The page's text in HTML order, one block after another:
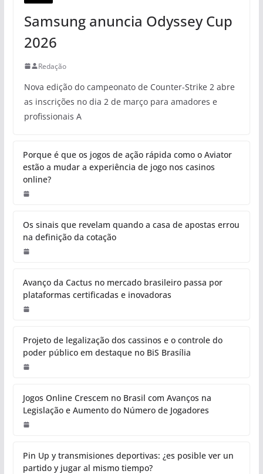
Samsung anuncia Odyssey Cup
2026
Redação
Nova edição do campeonato de Counter-Strike 2 abre
as inscrições no dia 2 de março para amadores e
profissionais A
Porque é que os jogos de ação rápida como o Aviator
estão a mudar a experiência de jogo nos casinos
online?
Os sinais que revelam quando a casa de apostas errou
na definição da cotação
Avanço da Cactus no mercado brasileiro passa por
plataformas certificadas e inovadoras
Projeto de legalização dos cassinos e o controle do
poder público em destaque no BiS Brasília
Jogos Online Crescem no Brasil com Avanços na
Legislação e Aumento do Número de Jogadores
Pin Up y transmisiones deportivas: ¿es posible ver un
partido y jugar al mismo tiempo?